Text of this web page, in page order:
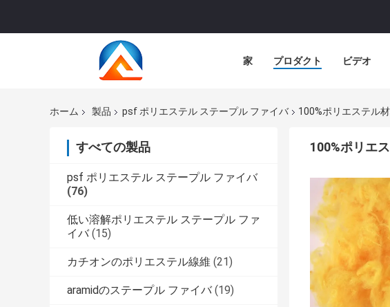
家 プロダクト ビデオ
ホーム 製品 psf ポリエステル ステープル ファイバ 100%ポリエステル
すべての製品
psf ポリエステル ステープル ファイバ
(76)
低い溶解ポリエステル ステープル ファ
イバ (15)
カチオンのポリエステル線維 (21)
aramidのステープル ファイバ (19)
100%ポリエ